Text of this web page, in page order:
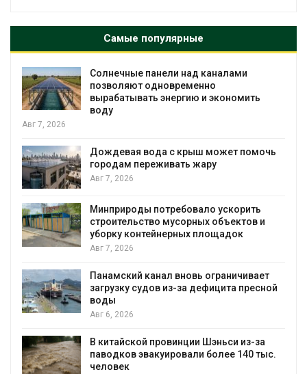
Самые популярные
Солнечные панели над каналами
позволяют одновременно
вырабатывать энергию и экономить
воду
Авг 7, 2026
Дождевая вода с крыш может помочь
городам переживать жару
Авг 7, 2026
Минприроды потребовало ускорить
строительство мусорных объектов и
уборку контейнерных площадок
Авг 7, 2026
Панамский канал вновь ограничивает
загрузку судов из-за дефицита пресной
воды
Авг 6, 2026
В китайской провинции Шэньси из-за
паводков эвакуировали более 140 тыс.
человек